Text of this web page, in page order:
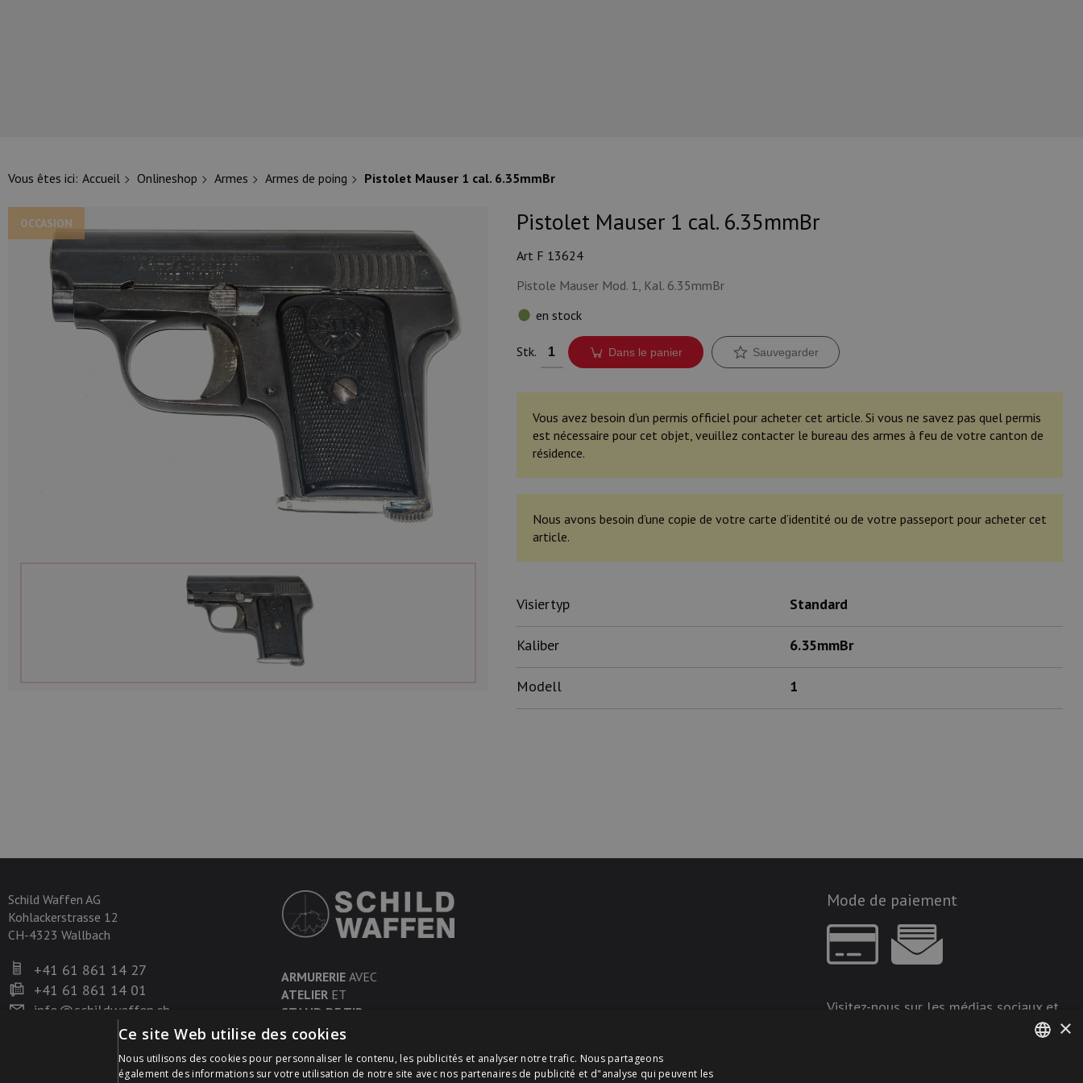
Vous êtes ici: Accueil Onlineshop Armes Armes de poing Pistolet Mauser 1 cal. 6.35mmBr
OCCASION Pistolet Mauser 1 cal. 6.35mmBr
Art F 13624
Pistole Mauser Mod. 1, Kal. 6.35mmBr
en stock
Stk. Dans le panier Sauvegarder
Vous avez besoin d’un permis officiel pour acheter cet article. Si vous ne savez pas quel permis
est nécessaire pour cet objet, veuillez contacter le bureau des armes à feu de votre canton de
résidence.
Nous avons besoin d’une copie de votre carte d’identité ou de votre passeport pour acheter cet
article.
Visiertyp Standard
Kaliber 6.35mmBr
Modell 1
Schild Waffen AG
Kohlackerstrasse 12
CH-4323 Wallbach
+41 61 861 14 27
+41 61 861 14 01
info@schildwaffen.ch
ARMURERIE AVEC
ATELIER ET
STAND DE TIR
Mode de paiement
Visitez-nous sur les médias sociaux et
NOS CATÉGORIES PRINCIPALES
×
Ce site Web utilise des cookies
Nous utilisons des cookies pour personnaliser le contenu, les publicités et analyser notre trafic. Nous partageons
également des informations sur votre utilisation de notre site avec nos partenaires de publicité et d"analyse qui peuvent les